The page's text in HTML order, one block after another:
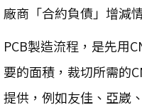
廠商「合約負債」增減
PCB製造流程，是先用
要的面積，裁切所需的
提供，例如友佳、亞崴